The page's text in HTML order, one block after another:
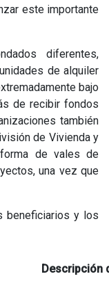
este importante
diferentes,
de alquiler
bajo
de recibir fondos
también
de Vivienda y
de vales de
una vez que
beneficiarios y los
Descripción